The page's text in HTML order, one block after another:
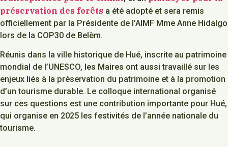
préservation des forêts a été adopté et sera remis
officiellement par la Présidente de l’AIMF Mme Anne Hidalgo
lors de la COP30 de Belèm.
Réunis dans la ville historique de Hué, inscrite au patrimoine
mondial de l’UNESCO, les Maires ont aussi travaillé sur les
enjeux liés à la préservation du patrimoine et à la promotion
d’un tourisme durable. Le colloque international organisé
sur ces questions est une contribution importante pour Hué,
qui organise en 2025 les festivités de l’année nationale du
tourisme.